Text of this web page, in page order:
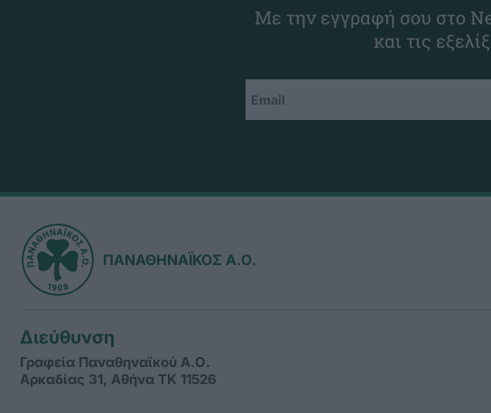
Με την εγγραφή σου στο
και τις
ΠΑΝΑΘΗΝΑΪΚΟΣ Α.Ο.
Διεύθυνση
Γραφεία Παναθηναϊκού Α.Ο.
Αρκαδίας 31, Αθήνα ΤΚ 11526